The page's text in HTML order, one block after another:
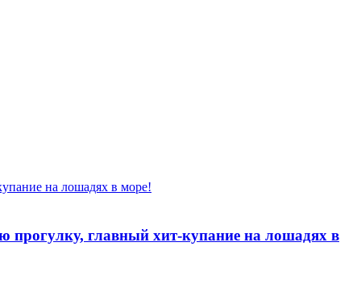
прогулку, главный хит-купание на лошадях в